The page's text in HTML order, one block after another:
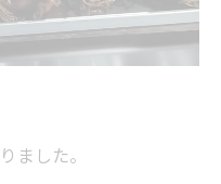
ました。